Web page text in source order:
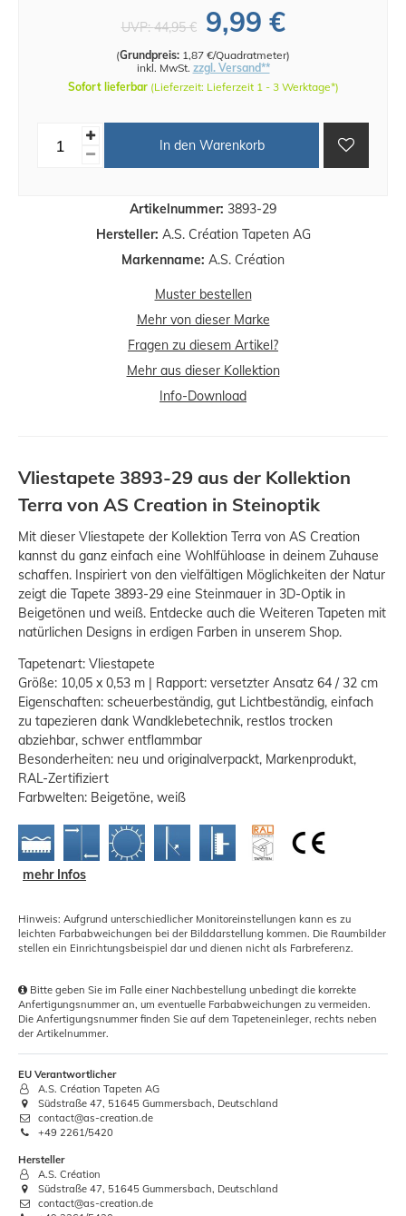
Artikelnummer: 3893-29
Hersteller: A.S. Création Tapeten AG
Markenname: A.S. Création
UVP:44,95 € 9,99 €
(Grundpreis: 1,87 €/Quadratmeter)
inkl. MwSt. zzgl. Versand**
Sofort lieferbar (Lieferzeit: Lieferzeit 1 - 3 Werktage*)
In den Warenkorb
Muster bestellen
Mehr von dieser Marke
Fragen zu diesem Artikel?
Mehr aus dieser Kollektion
Info-Download
Vliestapete 3893-29 aus der Kollektion
Terra von AS Creation in Steinoptik
Mit dieser Vliestapete der Kollektion Terra von AS Creation
kannst du ganz einfach eine Wohlfühloase in deinem Zuhause
schaffen. Inspiriert von den vielfältigen Möglichkeiten der Natur
zeigt die Tapete 3893-29 eine Steinmauer in 3D-Optik in
Beigetönen und weiß. Entdecke auch die Weiteren Tapeten mit
natürlichen Designs in erdigen Farben in unserem Shop.
Tapetenart: Vliestapete
Größe: 10,05 x 0,53 m | Rapport: versetzter Ansatz 64 / 32 cm
Eigenschaften: scheuerbeständig, gut Lichtbeständig, einfach
zu tapezieren dank Wandklebetechnik, restlos trocken
abziehbar, schwer entflammbar
Besonderheiten: neu und originalverpackt, Markenprodukt,
RAL-Zertifiziert
Farbwelten: Beigetöne, weiß
mehr Infos
Hinweis: Aufgrund unterschiedlicher Monitoreinstellungen kann es zu
leichten Farbabweichungen bei der Bilddarstellung kommen. Die Raumbilder
stellen ein Einrichtungsbeispiel dar und dienen nicht als Farbreferenz.
Bitte geben Sie im Falle einer Nachbestellung unbedingt die korrekte
Anfertigungsnummer an, um eventuelle Farbabweichungen zu vermeiden.
Die Anfertigungsnummer finden Sie auf dem Tapeteneinleger, rechts neben
der Artikelnummer.
EU Verantwortlicher
A.S. Création Tapeten AG
Südstraße 47, 51645 Gummersbach, Deutschland
contact@as-creation.de
+49 2261/5420
Hersteller
A.S. Création
Südstraße 47, 51645 Gummersbach, Deutschland
contact@as-creation.de